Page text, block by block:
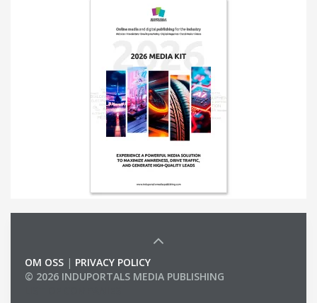
OM OSS | PRIVACY POLICY
© 2026 INDUPORTALS MEDIA PUBLISHING